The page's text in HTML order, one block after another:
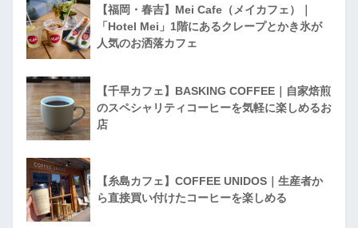
【福岡・春吉】Mei Cafe（メイカフェ）｜
「Hotel Mei」1階にあるクレープとかき氷が
人気のお洒落カフェ
【千早カフェ】BASKING COFFEE｜自家焙煎
のスペシャリティコーヒーを気軽に楽しめるお
店
【糸島カフェ】COFFEE UNIDOS｜生産者か
ら直接買い付けたコーヒーを楽しめる